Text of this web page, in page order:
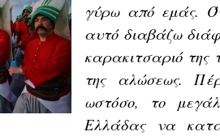
γύρω από εμάς.
αυτό διαβάζω
καρακιτσαριό της
της αλώσεως.
ωστόσο, το
Ελλάδας να